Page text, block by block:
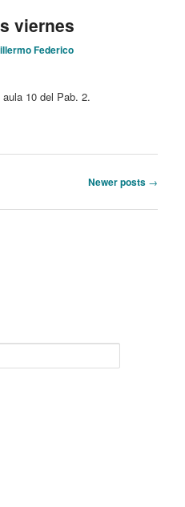
viernes
Federico
10 del Pab. 2.
Newer posts →